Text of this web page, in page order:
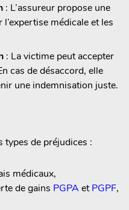
: L’assureur propose une
l’expertise médicale et les
: La victime peut accepter
cas de désaccord, elle
une indemnisation juste.
types de préjudices :
médicaux,
de gains PGPA etPGPF,